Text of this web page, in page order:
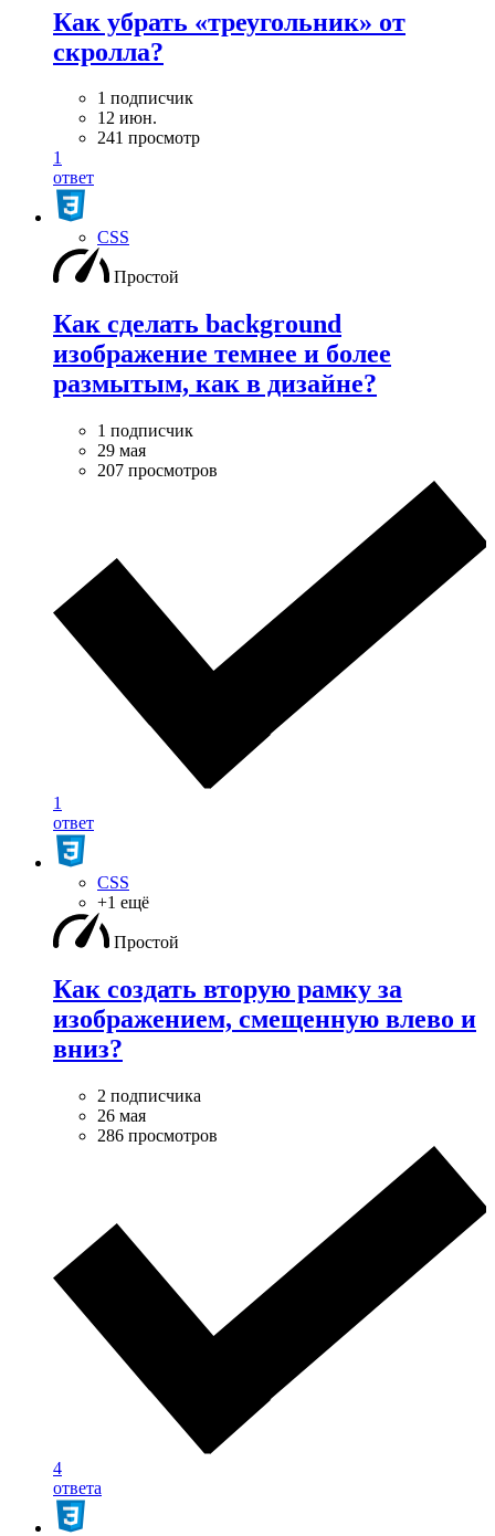
Как убрать «треугольник» от
скролла?
1 подписчик
12 июн.
241 просмотр
1
ответ
CSS
Простой
Как сделать background
изображение темнее и более
размытым, как в дизайне?
1 подписчик
29 мая
207 просмотров
1
ответ
CSS
+1 ещё
Простой
Как создать вторую рамку за
изображением, смещенную влево и
вниз?
2 подписчика
26 мая
286 просмотров
4
ответа